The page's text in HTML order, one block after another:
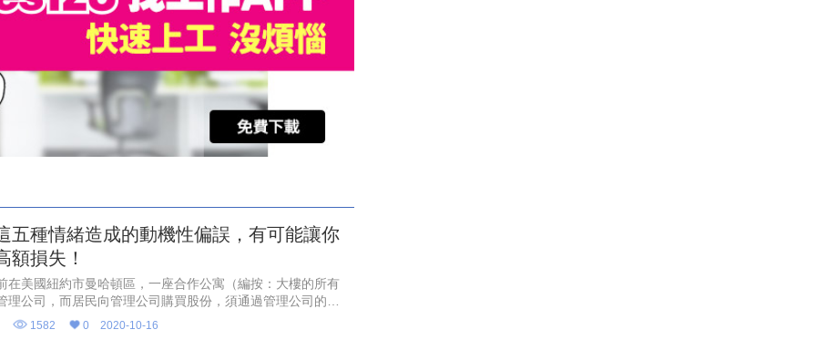
五種情緒造成的動機性偏誤，有可能讓你
額損失！
在美國紐約市曼哈頓區，一座合作公寓（編按：大樓的所有
理公司，而居民向管理公司購買股份，須通過管理公司的審
住）居民和大樓的管理委員會起了爭執。爭議的焦點是909
1582 0 2020-10-16